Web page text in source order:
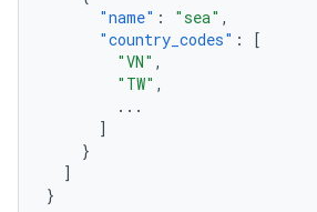
"name" : "sea" ,
"country_codes" :
[
"VN" ,
"TW" ,
...
]
}
]
}